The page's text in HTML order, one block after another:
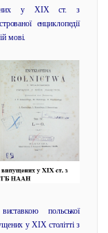
у ХІХ ст. з
енциклопедії
мові.
польської
у ХІХ столітті з